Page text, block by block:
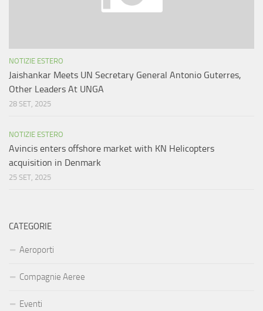
NOTIZIE ESTERO
Jaishankar Meets UN Secretary General Antonio Guterres,
Other Leaders At UNGA
28 SET, 2025
NOTIZIE ESTERO
Avincis enters offshore market with KN Helicopters
acquisition in Denmark
25 SET, 2025
CATEGORIE
Aeroporti
Compagnie Aeree
Eventi